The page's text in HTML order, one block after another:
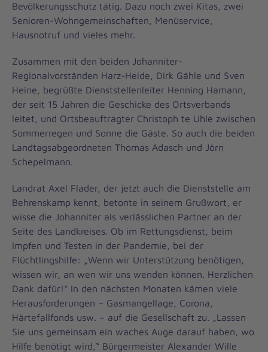
Bevölkerungsschutz tätig. Dazu noch zwei Kitas, zwei
Senioren-Wohngemeinschaften, Menüservice,
Hausnotruf und vieles mehr.
Zusammen mit den beiden Johanniter-
Regionalvorständen Harz-Heide, Dirk Gähle und Sven
Heine, begrüßte Dienststellenleiter Henning Hamann,
der seit 15 Jahren die Geschicke des Ortsverbands
leitet, und Ortsbeauftragter Christoph te Uhle zwischen
Sommerregen und Sonne die Gäste. So auch die beiden
Landtagsabgeordneten Thomas Adasch und Jörn
Schepelmann.
Landrat Axel Flader, der jetzt auch die Dienststelle am
Behrenskamp kennt, betonte in seinem Grußwort, er
wisse die Johanniter als verlässlichen Partner an der
Seite des Landkreises. Ob im Rettungsdienst, beim
Impfen und Testen in der Pandemie, bei der
Flüchtlingshilfe: „Wenn wir Unterstützung benötigen,
wissen wir, an wen wir uns wenden können. Herzlichen
Dank dafür!“ In den nächsten Monaten kämen viele
Herausforderungen – Gasmangellage, Corona,
Härtefallfonds usw. – auf die Gesellschaft zu. „Lassen
Sie uns gemeinsam ein waches Auge darauf haben, wo
Hilfe benötigt wird,“ Bürgermeister Alexander Wille